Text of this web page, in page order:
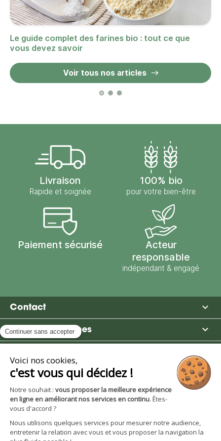
Le guide complet des farines bio : tout ce que
vous devez savoir
Voir tous nos articles
Livraison
Rapide et soignée
100% bio
pour votre bien-être
Paiement sécurisé
Acteur
responsable
indépendant & engagé
Contact 
Moulin des Moines 
Avantages et services 